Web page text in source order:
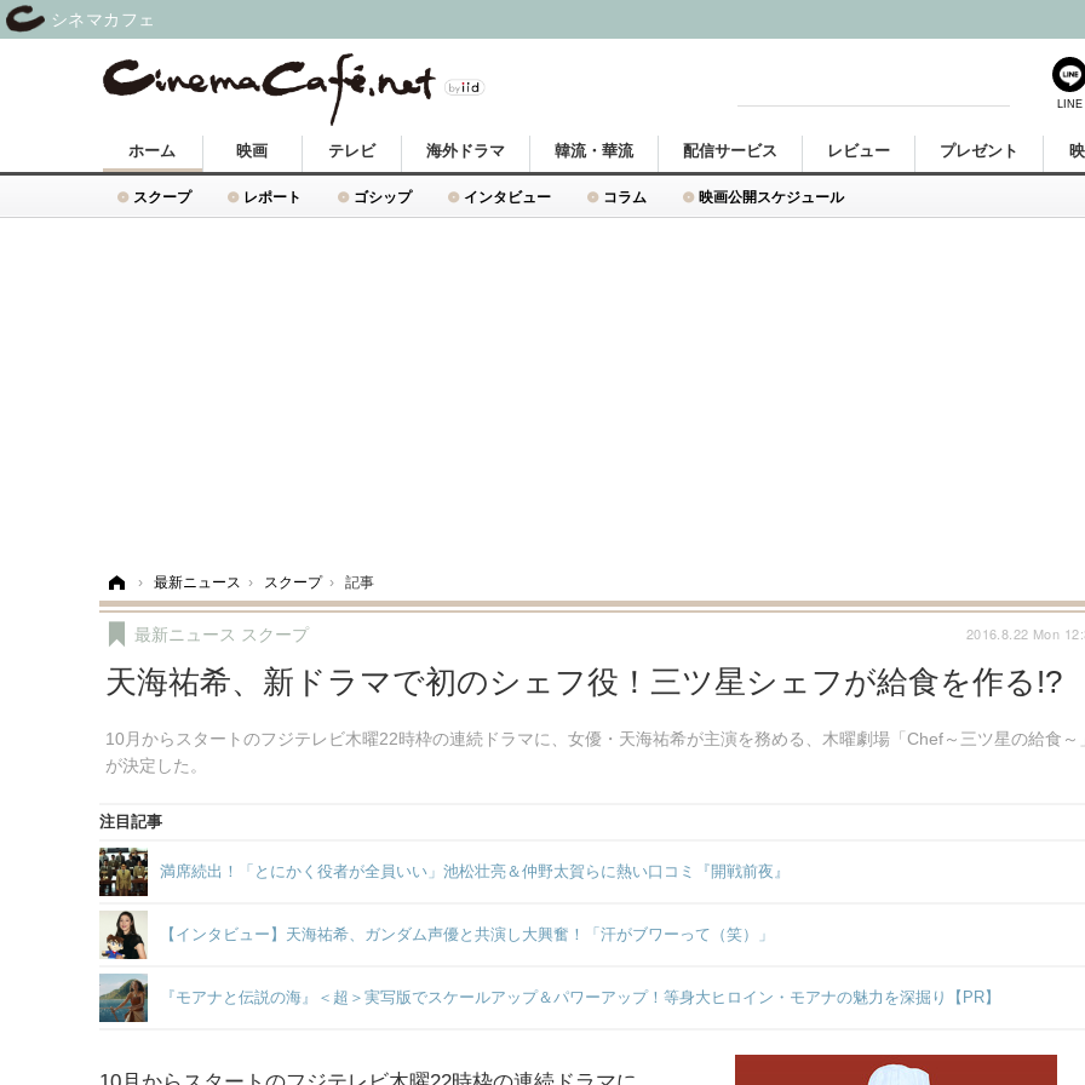
ホーム
スクープ レポート ゴシップ インタビュー コラム 映画公開スケジュール
映画 テレビ 海外ドラマ 韓流・華流 配信サービス レビュー プレゼント
› 最新ニュース › スクープ › 記事
天海祐希、新ドラマで初のシェフ役！三ツ星シェフが給食を作る!?
10月からスタートのフジテレビ木曜22時枠の連続ドラマに、女優・天海祐希が主演を務める、木曜劇場「Chef～三ツ星の給食～」
が決定した。
最新ニュース スクープ 2016.8.22 Mon
注目記事
満席続出！「とにかく役者が全員いい」池松壮亮＆仲野太賀らに熱い口コミ『開戦前夜』
【インタビュー】天海祐希、ガンダム声優と共演し大興奮！「汗がブワーって（笑）」
『モアナと伝説の海』＜超＞実写版でスケールアップ＆パワーアップ！等身大ヒロイン・モアナの魅力を深掘り【PR】
LINE
シネマカフェ